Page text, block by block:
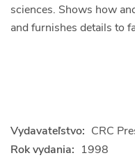
sciences. Shows how
and furnishes details to
Vydavateľstvo: CRC
Rok vydania: 1998